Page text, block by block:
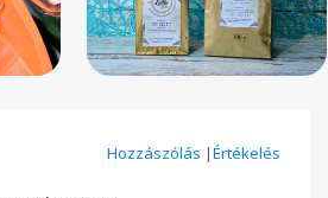
Hozzászólás |Értékelés